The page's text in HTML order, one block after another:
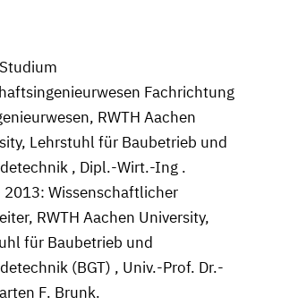
Fachrichtung
RWTH Aachen
Lehrstuhl für Baubetrieb und
, Dipl.-Wirt.-Ing .
2013: Wissenschaftlicher
RWTH Aachen University,
für Baubetrieb und
(BGT) , Univ.-Prof. Dr.-
F. Brunk.